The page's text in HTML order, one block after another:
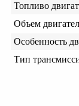
Топливо
Объем
Особенность
Тип